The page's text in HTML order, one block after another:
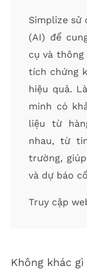
Simplize sử
(AI) để
cụ và
tích chứng
hiệu quả.
minh có
liệu từ
nhau, từ
trường,
và dự báo
Truy cập
Không khác